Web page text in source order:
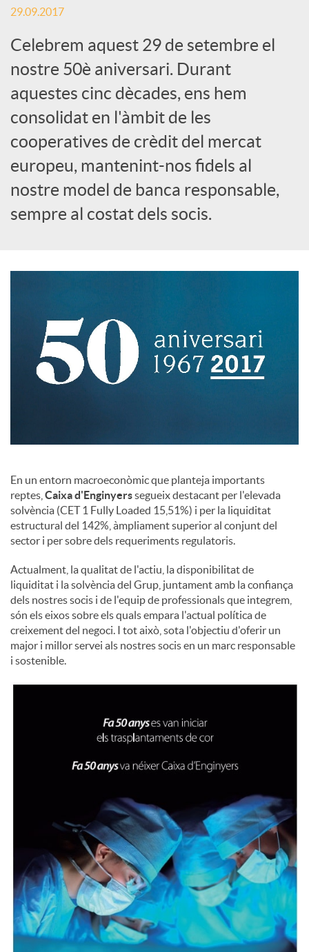
s
S
o
c
i
s
29.09.2017
Celebrem aquest 29 de setembre el
nostre 50è aniversari. Durant
aquestes cinc dècades, ens hem
consolidat en l'àmbit de les
cooperatives de crèdit del mercat
europeu, mantenint-nos fidels al
nostre model de banca responsable,
sempre al costat dels socis.
En un entorn macroeconòmic que planteja importants
reptes, Caixa d'Enginyerssegueix destacant per l'elevada
solvència (CET 1 Fully Loaded 15,51%) i per la liquiditat
estructural del 142%, àmpliament superior al conjunt del
sector i per sobre dels requeriments regulatoris.
Actualment, la qualitat de l'actiu, la disponibilitat de
liquiditat i la solvència del Grup, juntament amb la confiança
dels nostres socis i de l'equip de professionals que integrem,
són els eixos sobre els quals empara l'actual política de
creixement del negoci. I tot això, sota l'objectiu d'oferir un
major i millor servei als nostres socis en un marc responsable
i sostenible.